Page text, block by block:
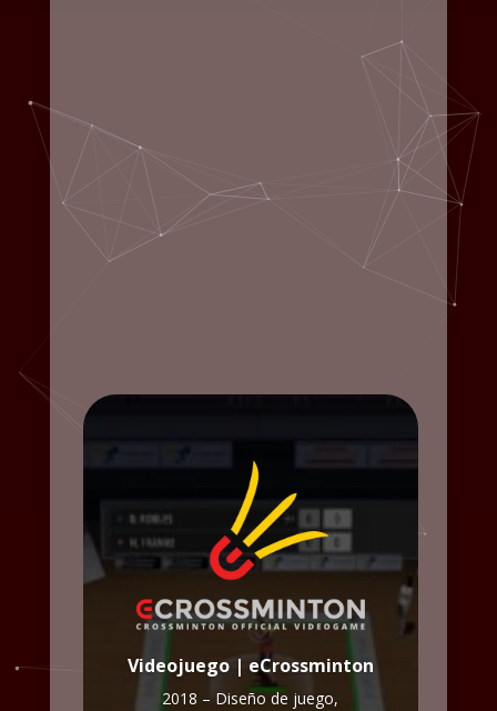
Videojuego | eCrossminton
2018 – Diseño de juego,